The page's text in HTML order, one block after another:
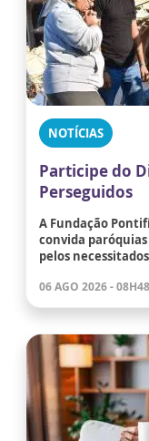
NOTÍCIAS
Participe do
Perseguidos
A Fundação
convida
pelos
06 AGO 2026 - 08H48